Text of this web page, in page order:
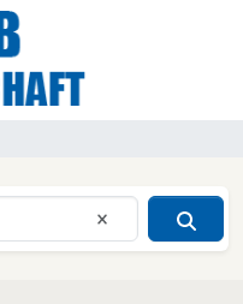
Eingabe